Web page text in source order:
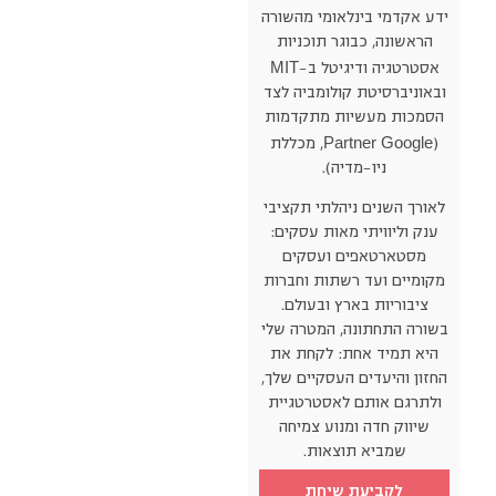
ידע אקדמי בינלאומי מהשורה
הראשונה, כבוגר תוכניות
אסטרטגיה ודיגיטל ב-MIT
ובאוניברסיטת קולומביה לצד
הסמכות מעשיות מתקדמות
(
Google
Partner, מכללת
ניו-מדיה).
לאורך השנים ניהלתי תקציבי
ענק וליוויתי מאות עסקים:
מסטארטאפים ועסקים
מקומיים ועד רשתות וחברות
ציבוריות בארץ ובעולם.
בשורה התחתונה, המטרה שלי
היא תמיד אחת: לקחת את
החזון והיעדים העסקיים שלך,
ולתרגם אותם לאסטרטגיית
שיווק חדה ומנוע צמיחה
שמביא תוצאות.
לקביעת שיחת